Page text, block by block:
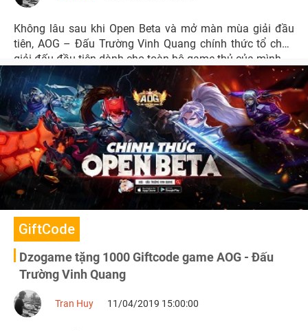
Không lâu sau khi Open Beta và mở màn mùa giải đầu
tiên, AOG – Đấu Trường Vinh Quang chính thức tổ chức
giải đấu đầu tiên dành cho toàn bộ game thủ của mình.
GiftCode
Dzogame tặng 1000 Giftcode game AOG - Đấu
Trường Vinh Quang
Tran Huy 11/04/2019 15:00:00